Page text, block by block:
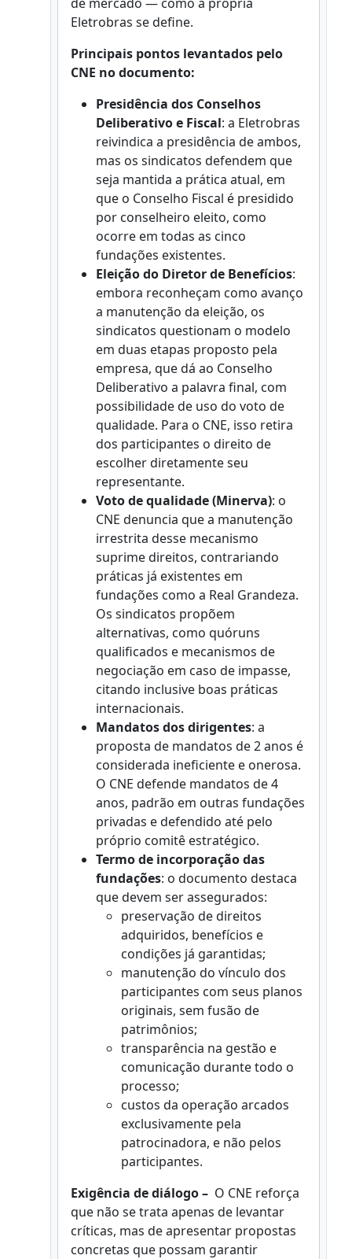
Eletrobras se define.
Principais pontos levantados pelo
CNE no documento:
Presidência dos Conselhos
Deliberativo e Fiscal: a Eletrobras
reivindica a presidência de ambos,
mas os sindicatos defendem que
seja mantida a prática atual, em
que o Conselho Fiscal é presidido
por conselheiro eleito, como
ocorre em todas as cinco
fundações existentes.
Eleição do Diretor de Benefícios:
embora reconheçam como avanço
a manutenção da eleição, os
sindicatos questionam o modelo
em duas etapas proposto pela
empresa, que dá ao Conselho
Deliberativo a palavra final, com
possibilidade de uso do voto de
qualidade. Para o CNE, isso retira
dos participantes o direito de
escolher diretamente seu
representante.
Voto de qualidade (Minerva): o
CNE denuncia que a manutenção
irrestrita desse mecanismo
suprime direitos, contrariando
práticas já existentes em
fundações como a Real Grandeza.
Os sindicatos propõem
alternativas, como quóruns
qualificados e mecanismos de
negociação em caso de impasse,
citando inclusive boas práticas
internacionais.
Mandatos dos dirigentes: a
proposta de mandatos de 2 anos é
considerada ineficiente e onerosa.
O CNE defende mandatos de 4
anos, padrão em outras fundações
privadas e defendido até pelo
próprio comitê estratégico.
Termo de incorporação das
fundações: o documento destaca
que devem ser assegurados:
preservação de direitos
adquiridos, benefícios e
condições já garantidas;
manutenção do vínculo dos
participantes com seus planos
originais, sem fusão de
patrimônios;
transparência na gestão e
comunicação durante todo o
processo;
custos da operação arcados
exclusivamente pela
patrocinadora, e não pelos
participantes.
Exigência de diálogo – O CNE reforça
que não se trata apenas de levantar
críticas, mas de apresentar propostas
concretas que possam garantir